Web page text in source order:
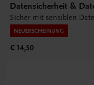
Datensicherheit &
Sicher mit sensiblen
NEUERSCHEINUNG
€ 14,50